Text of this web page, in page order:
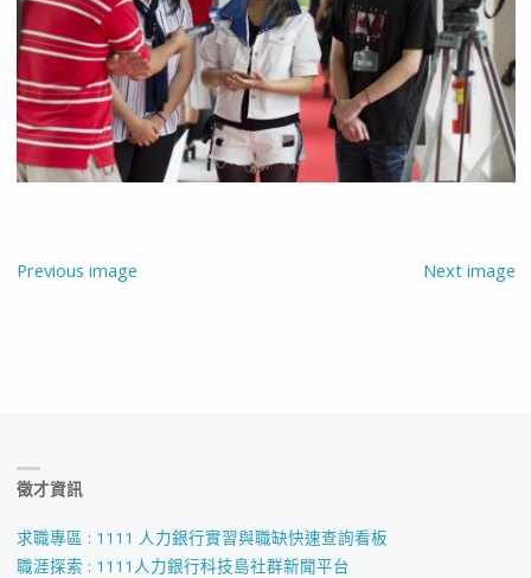
Previous image Next image
徵才資訊
求職專區 : 1111 人力銀行實習與職缺快速查詢看板
職涯探索 : 1111人力銀行科技島社群新聞平台